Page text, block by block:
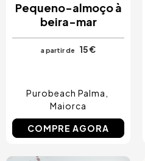
Pequeno-almoço à
beira-mar
a partir de 15 €
Purobeach Palma
Maiorca
COMPRE AGORA